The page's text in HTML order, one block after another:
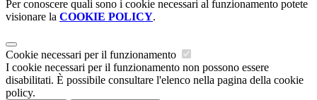
Per conoscere quali sono i cookie necessari al funzionamento potete
visionare la COOKIE POLICY.
Cookie necessari per il funzionamento
I cookie necessari per il funzionamento non possono essere
disabilitati. È possibile consultare l'elenco nella pagina della cookie
policy.